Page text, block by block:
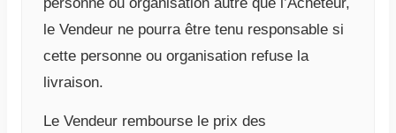
le Vendeur ne pourra être tenu responsable si
cette personne ou organisation refuse la
livraison.
Le Vendeur rembourse le prix des